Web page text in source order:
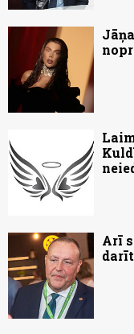
Arī